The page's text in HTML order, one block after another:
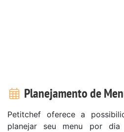
Planejamento de
Petitchef oferece a
planejar seu menu por